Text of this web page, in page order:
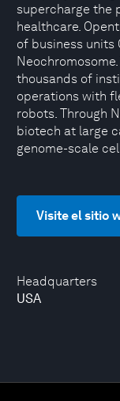
Headquarters
USA
supercharge the
healthcare.
of business units
thousands of
operations with
robots. Through
biotech at large
genome-scale
Visite el sitio